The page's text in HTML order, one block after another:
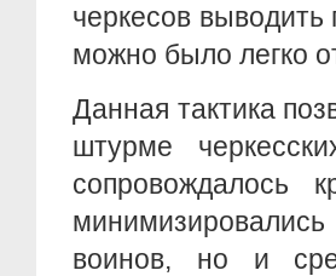
черкесов выводить
можно было легко
Данная тактика
штурме
сопровождалось
воинов, но и